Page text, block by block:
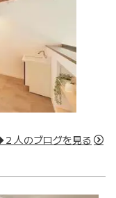
人のブログを見る